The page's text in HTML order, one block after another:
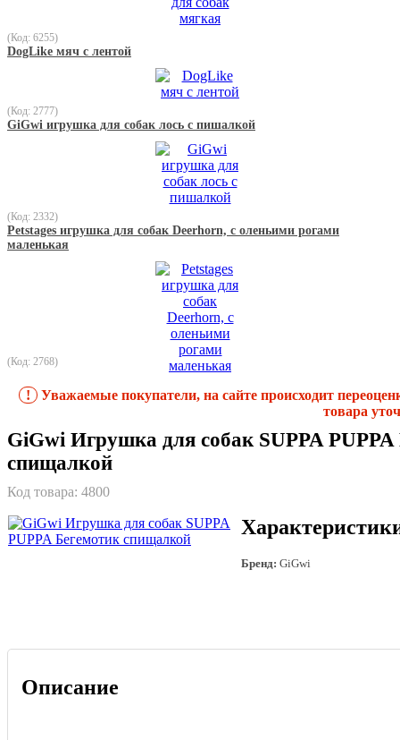
(Код: 6255)
DogLike мяч с лентой
(Код: 2777)
GiGwi игрушка для собак лось с пишалкой
(Код: 2332)
Petstages игрушка для собак Deerhorn, с оленьими рогами
маленькая
(Код: 2768)
!
Уважаемые покупатели, на сайте происходит
товара
GiGwi Игрушка для собак SUPPA PUPPA
спищалкой
Код товара: 4800
Бренд: GiGwi
Описание